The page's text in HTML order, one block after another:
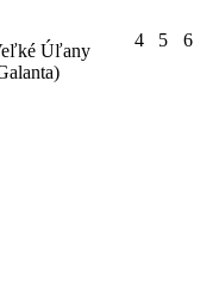
Úľany
4 5 6